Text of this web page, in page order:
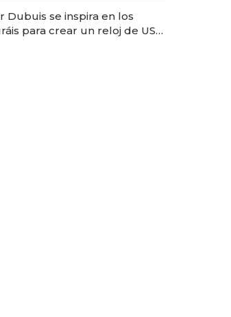
Dubuis se inspira en los
para crear un reloj de US$